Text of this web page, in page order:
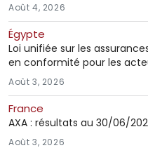
Août 4, 2026
Égypte
Loi unifiée sur les
en conformité pour les
Août 3, 2026
France
AXA : résultats au 30/06/
Août 3, 2026